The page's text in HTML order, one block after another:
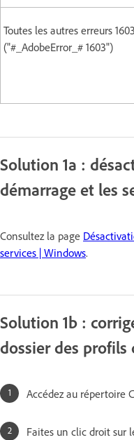
Toutes les autres erreurs 1603
("#_AdobeError_# 1603")
Solution 1a :
démarrage et les
Consultez la page
services | Windows.
Solution 1b :
dossier des
Accédez au répertoire
Faites un clic droit sur